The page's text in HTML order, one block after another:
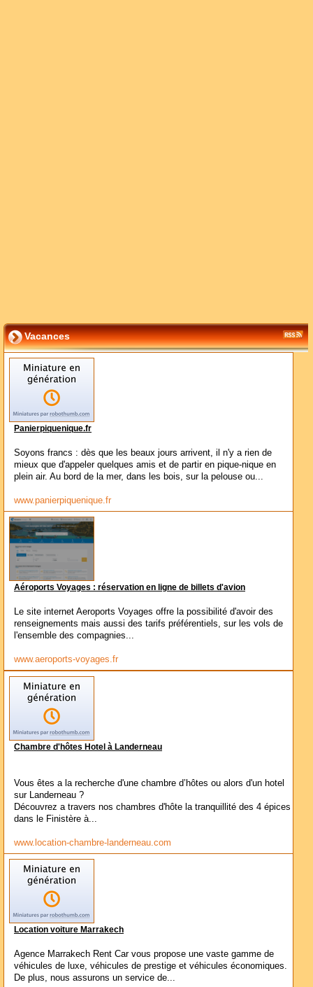
Vacances
Panierpiquenique.fr
Soyons francs : dès que les beaux jours arrivent, il n'y a rien de
mieux que d'appeler quelques amis et de partir en pique-nique en
plein air. Au bord de la mer, dans les bois, sur la pelouse ou...
www.panierpiquenique.fr
Aéroports Voyages : réservation en ligne de billets d'avion
Le site internet Aeroports Voyages offre la possibilité d'avoir des
renseignements mais aussi des tarifs préférentiels, sur les vols de
l'ensemble des compagnies...
www.aeroports-voyages.fr
Chambre d'hôtes Hotel à Landerneau
Vous êtes a la recherche d'une chambre d’hôtes ou alors d'un hotel
sur Landerneau ?
Découvrez a travers nos chambres d'hôte la tranquillité des 4 épices
dans le Finistère à...
www.location-chambre-landerneau.com
Location voiture Marrakech
Agence Marrakech Rent Car vous propose une vaste gamme de
véhicules de luxe, véhicules de prestige et véhicules économiques.
De plus, nous assurons un service de...